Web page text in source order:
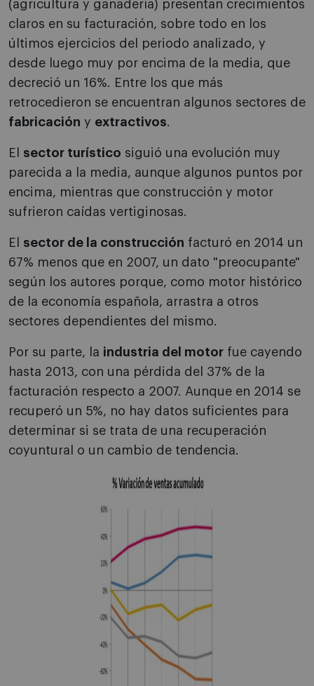
(agricultura y ganadería) presentan crecimientos
claros en su facturación, sobre todo en los
últimos ejercicios del periodo analizado, y
desde luego muy por encima de la media, que
decreció un 16%. Entre los que más
retrocedieron se encuentran algunos sectores de
fabricación y extractivos.
El sector turístico siguió una evolución muy
parecida a la media, aunque algunos puntos por
encima, mientras que construcción y motor
sufrieron caídas vertiginosas.
El sector de la construcción facturó en 2014 un
67% menos que en 2007, un dato "preocupante"
según los autores porque, como motor histórico
de la economía española, arrastra a otros
sectores dependientes del mismo.
Por su parte, la industria del motor fue cayendo
hasta 2013, con una pérdida del 37% de la
facturación respecto a 2007. Aunque en 2014 se
recuperó un 5%, no hay datos suficientes para
determinar si se trata de una recuperación
coyuntural o un cambio de tendencia.